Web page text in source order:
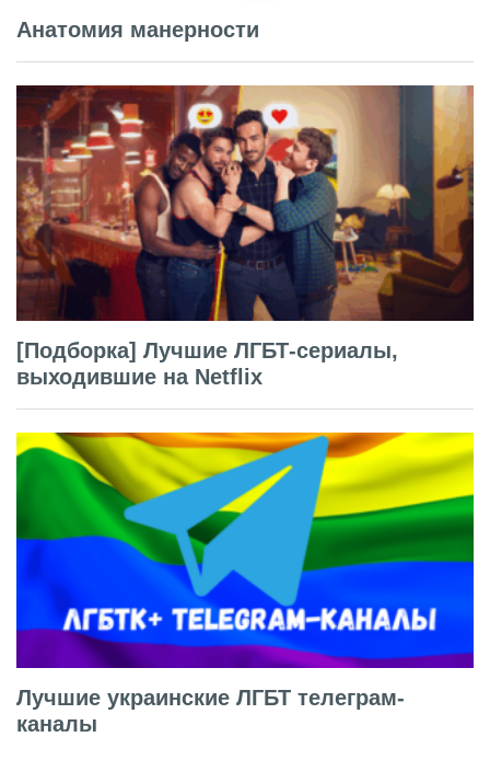
Анатомия манерности
[Подборка] Лучшие ЛГБТ-сериалы,
выходившие на Netflix
Лучшие украинские ЛГБТ телеграм-
каналы